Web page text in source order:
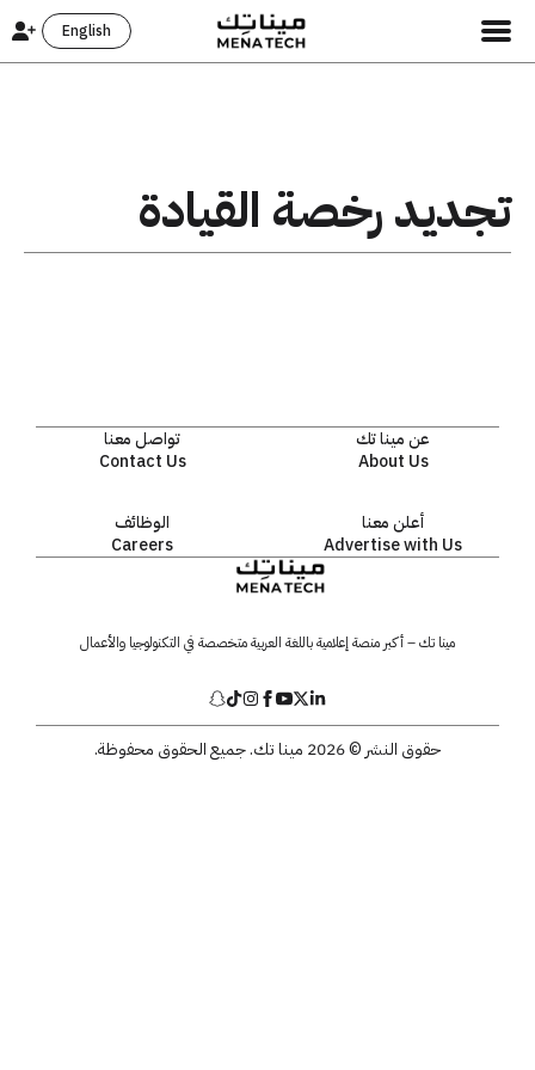
English
تجديد رخصة القيادة
عن مينا تك
About Us
تواصل معنا
Contact Us
أعلن معنا
Advertise with Us
الوظائف
Careers
مينا تك – أكبر منصة إعلامية باللغة العربية متخصصة في التكنولوجيا والأعمال
حقوق النشر © 2026 مينا تك. جميع الحقوق محفوظة.